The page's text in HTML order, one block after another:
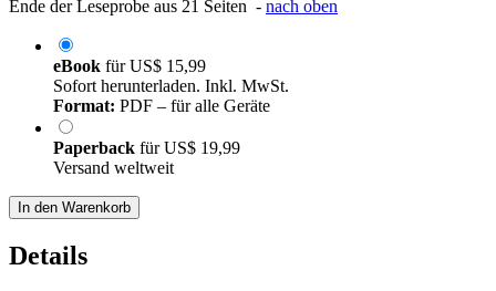
Ende der Leseprobe aus 21 Seiten - nach oben
eBook fürUS$ 15,99
Sofort herunterladen. Inkl. MwSt.
Format: PDF – für alle Geräte
Paperback fürUS$ 19,99
Versand weltweit
In den Warenkorb
Details